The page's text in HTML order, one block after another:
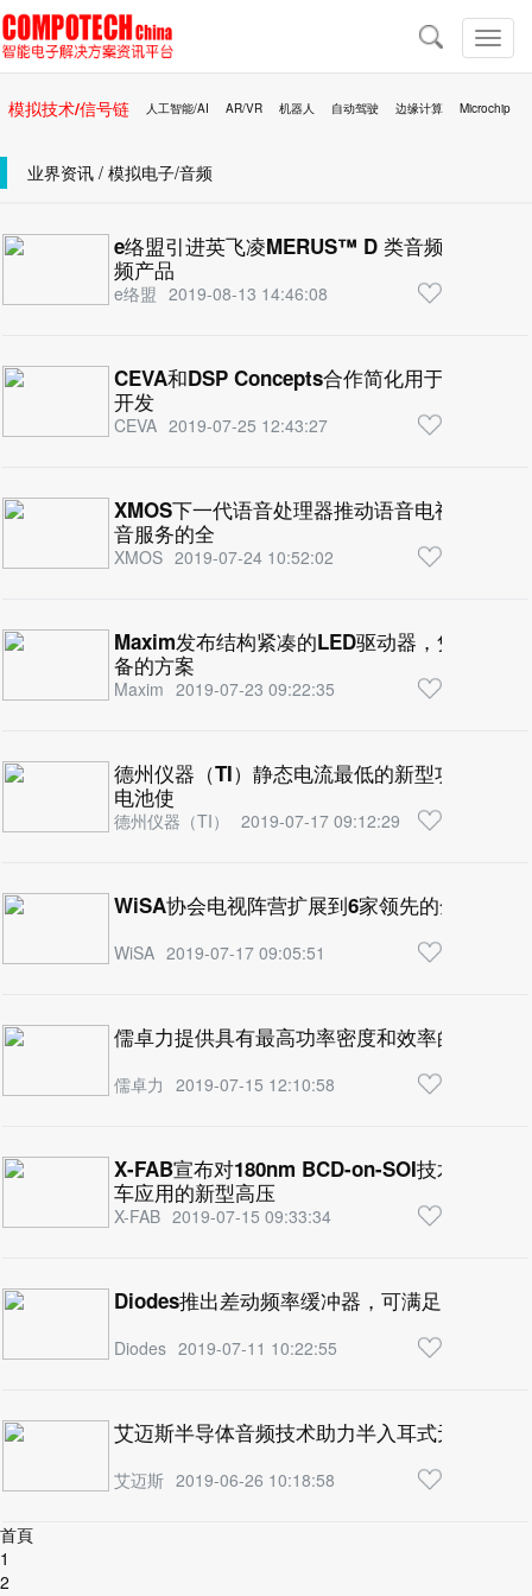
切
换
航
导
航
模拟技术/信号链 人工智能/AI AR/VR 机器人 自动驾驶 边缘计算 Microchip
业界资讯 / 模拟电子/音频
e络盟引进英飞凌MERUS™ D 类音频放大器
频产品
e络盟 2019-08-13 14:46:08
CEVA和DSP Concepts合作简化用于高端声
开发
CEVA 2019-07-25 12:43:27
XMOS下一代语音处理器推动语音电视市场发
音服务的全
XMOS 2019-07-24 10:52:02
Maxim发布结构紧凑的LED驱动器，凭借高效
备的方案
Maxim 2019-07-23 09:22:35
德州仪器（TI）静态电流最低的新型功率开关
电池使
德州仪器（TI） 2019-07-17 09:12:29
WiSA协会电视阵营扩展到6家领先的全球性电
WiSA 2019-07-17 09:05:51
儒卓力提供具有最高功率密度和效率的英飞
儒卓力 2019-07-15 12:10:58
X-FAB宣布对180nm BCD-on-SOI技术平台进
车应用的新型高压
X-FAB 2019-07-15 09:33:34
Diodes推出差动频率缓冲器，可满足太比特
Diodes 2019-07-11 10:22:55
艾迈斯半导体音频技术助力半入耳式无线耳塞
艾迈斯 2019-06-26 10:18:58
首頁
1
2